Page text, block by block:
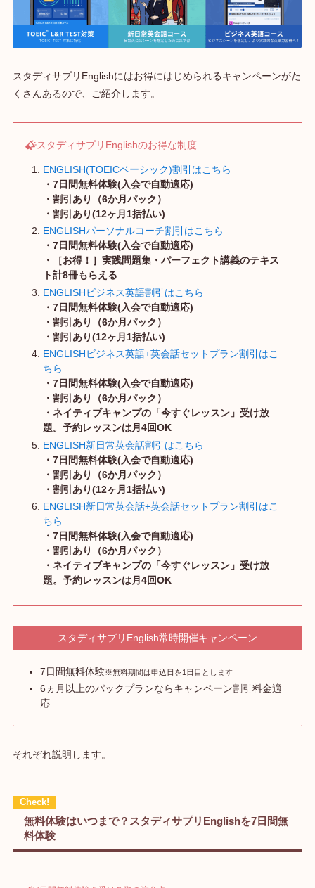
スタディサプリEnglishにはお得にはじめられるキャンペーンがた
くさんあるので、ご紹介します。
スタディサプリEnglishのお得な制度
ENGLISH(TOEICベーシック)割引はこちら
・7日間無料体験(入会で自動適応)
・ 割引あり（6か月パック）
・ 割引あり(12ヶ月1括払い)
ENGLISHパーソナルコーチ割引はこちら
・7日間無料体験(入会で自動適応)
・［お得！］実践問題集・パーフェクト講義のテキス
ト計8冊もらえる
ENGLISHビジネス英語割引はこちら
・7日間無料体験(入会で自動適応)
・割引あり（6か月パック）
・ 割引あり(12ヶ月1括払い)
ENGLISHビジネス英語+英会話セットプラン割引はこ
ちら
・7日間無料体験(入会で自動適応)
・割引あり（6か月パック）
・ネイティブキャンプの「今すぐレッスン」受け放
題。予約レッスンは月4回OK
ENGLISH新日常英会話割引はこちら
・7日間無料体験(入会で自動適応)
・割引あり（6か月パック）
・ 割引あり(12ヶ月1括払い)
ENGLISH新日常英会話+英会話セットプラン割引はこ
ちら
・7日間無料体験(入会で自動適応)
・割引あり（6か月パック）
・ネイティブキャンプの「今すぐレッスン」受け放
題。予約レッスンは月4回OK
スタディサプリEnglish常時開催キャンペーン
7日間無料体験※無料期間は申込日を1日目とします
6ヵ月以上のパックプランならキャンペーン割引料金適
応
それぞれ説明します。
無料体験はいつまで？スタディサプリEnglishを7日間無
料体験